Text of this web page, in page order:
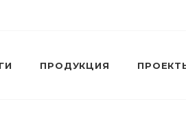
ПРОДУКЦИЯ